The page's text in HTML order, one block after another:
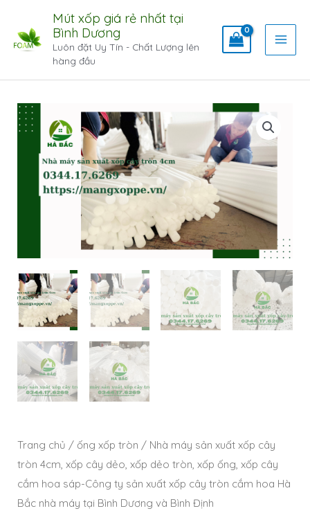
Mút xốp giá rẻ nhất tại
Bình Dương
Luôn đặt Uy Tín - Chất Lượng lên
hàng đầu
Trang chủ /ống xốp tròn / Nhà máy sản xuất xốp cây
tròn 4cm, xốp cây dẻo, xốp dẻo tròn, xốp ống, xốp cây
cắm hoa sáp-Công ty sản xuất xốp cây tròn cắm hoa Hà
Bắc nhà máy tại Bình Dương và Bình Định